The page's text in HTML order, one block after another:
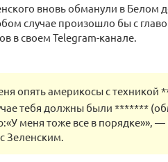
вновь обманули в Белом
случае произошло бы с
в своем Telegram-канале.
опять америкосы с
тебя должны были *******
меня тоже все в порядке»»,
Зеленским.